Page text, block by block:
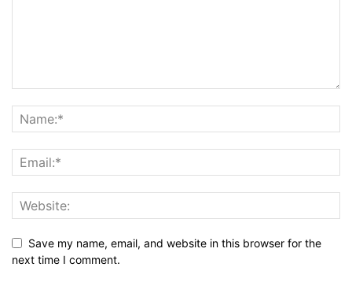
Save my name, email, and website in this browser for the
next time I comment.